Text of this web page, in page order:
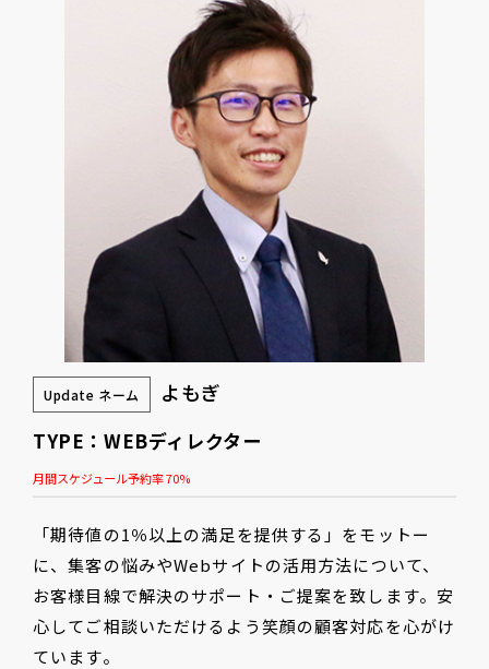
Update ネーム よもぎ
TYPE：WEBディレクター
月間スケジュール予約率 70%
「期待値の1％以上の満足を提供する」をモットー
に、集客の悩みやWebサイトの活用方法について、
お客様目線で解決のサポート・ご提案を致します。安
心してご相談いただけるよう笑顔の顧客対応を心がけ
ています。